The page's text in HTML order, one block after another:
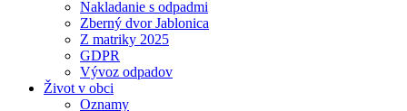
Nakladanie s odpadmi
Zberný dvor Jablonica
Z matriky 2025
GDPR
Vývoz odpadov
Život v obci
Oznamy